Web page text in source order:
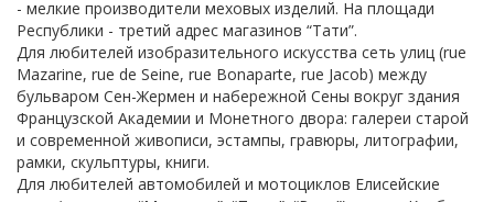
- мелкие производители меховых изделий. На площади
Республики - третий адрес магазинов “Тати”.
Для любителей изобразительного искусства сеть улиц (rue
Mazarine, rue de Seine, rue Bonaparte, rue Jacob) между
бульваром Сен-Жермен и набережной Сены вокруг здания
Французской Академии и Монетного двора: галереи старой
и современной живописи, эстампы, гравюры, литографии,
рамки, скульптуры, книги.
Для любителей автомобилей и мотоциклов Елисейские